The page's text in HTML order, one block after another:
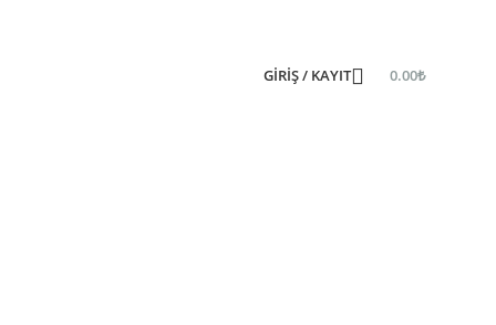
GIRIŞ / KAYIT 0.00₺